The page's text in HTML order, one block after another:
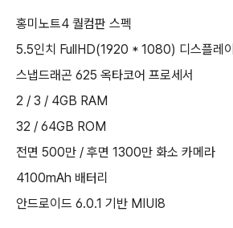
홍미노트4 퀄컴판 스펙
5.5인치 FullHD(1920 * 1080) 디스플레이
스냅드래곤 625 옥타코어 프로세서
2 / 3 / 4GB RAM
32 / 64GB ROM
전면 500만 / 후면 1300만 화소 카메라
4100mAh 배터리
안드로이드 6.0.1 기반 MIUI8